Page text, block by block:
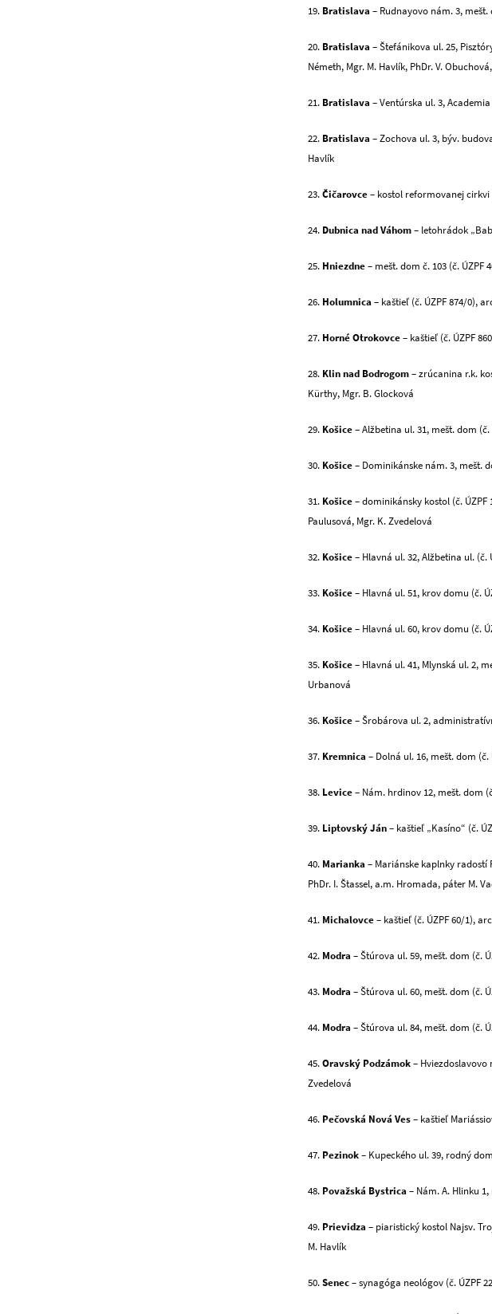
19. Bratislava – Rudnayovo nám. 3,
20. Bratislava – Štefánikova ul. 25,
Németh, Mgr. M. Havlík, PhDr. V.
21. Bratislava – Ventúrska ul. 3,
22. Bratislava – Zochova ul. 3, býv.
Havlík
23.Čičarovce– kostol reformovanej cirkvi
24. Dubnica nad Váhom– letohrádok
25. Hniezdne– mešt. dom č. 103 (č.
26. Holumnica – kaštieľ (č. ÚZPF 874/0),
27.Horné Otrokovce– kaštieľ (č. ÚZPF
28. Klin nad Bodrogom– zrúcanina r.k.
Kürthy, Mgr. B. Glocková
29. Košice– Alžbetina ul. 31, mešt. dom
30. Košice– Dominikánske nám. 3, mešt.
31. Košice– dominikánsky kostol (č.
Paulusová, Mgr. K. Zvedelová
32. Košice– Hlavná ul. 32, Alžbetina ul.
33. Košice– Hlavná ul. 51, krov domu (č.
34. Košice– Hlavná ul. 60, krov domu (č.
35. Košice– Hlavná ul. 41, Mlynská ul. 2,
Urbanová
36. Košice– Šrobárova ul. 2,
37. Kremnica – Dolná ul. 16, mešt. dom
38. Levice– Nám. hrdinov 12, mešt. dom
39. Liptovský Ján– kaštieľ „Kasíno“ (č.
40. Marianka – Mariánske kaplnky radostí
PhDr. I. Štassel, a.m. Hromada, páter M.
41. Michalovce– kaštieľ (č. ÚZPF 60/1),
42. Modra – Štúrova ul. 59, mešt. dom (č.
43. Modra – Štúrova ul. 60, mešt. dom (č.
44. Modra – Štúrova ul. 84, mešt. dom (č.
45.Oravský Podzámok– Hviezdoslavovo
Zvedelová
46. Pečovská Nová Ves– kaštieľ
47. Pezinok– Kupeckého ul. 39, rodný
48. Považská Bystrica – Nám. A. Hlinku
49. Prievidza – piaristický kostol Najsv.
M. Havlík
50.Senec– synagóga neológov (č. ÚZPF